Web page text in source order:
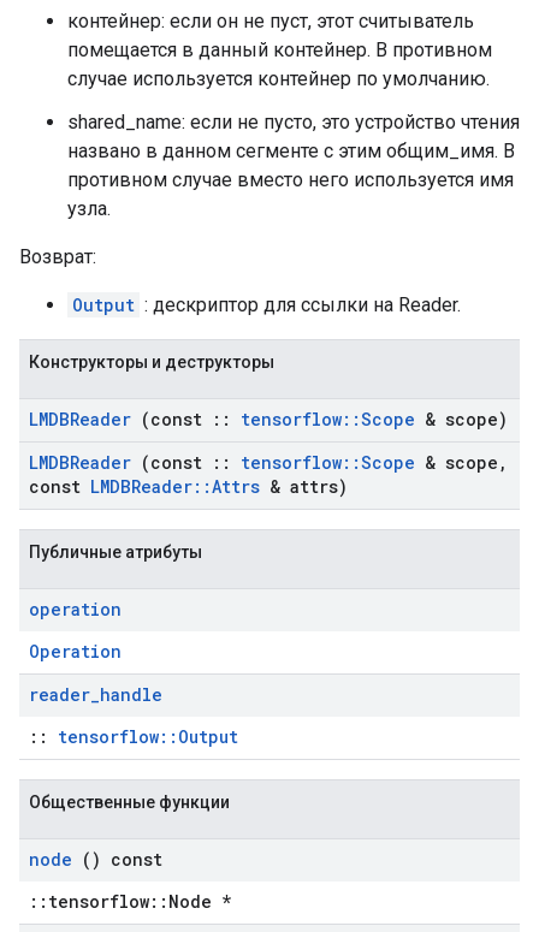
контейнер: если он не пуст, этот считыватель
помещается в данный контейнер. В противном
случае используется контейнер по умолчанию.
shared_name: если не пусто, это устройство чтения
названо в данном сегменте с этим общим_имя. В
противном случае вместо него используется имя
узла.
Возврат:
Output : дескриптор для ссылки на Reader.
Конструкторы и деструкторы
LMDBReader (const :: tensorflow::Scope & scope)
LMDBReader (const :: tensorflow::Scope & scope ,
const LMDBReader::Attrs & attrs)
Публичные атрибуты
operation
Operation
reader_handle
:: tensorflow::Output
Общественные функции
node () const
::tensorflow::Node *